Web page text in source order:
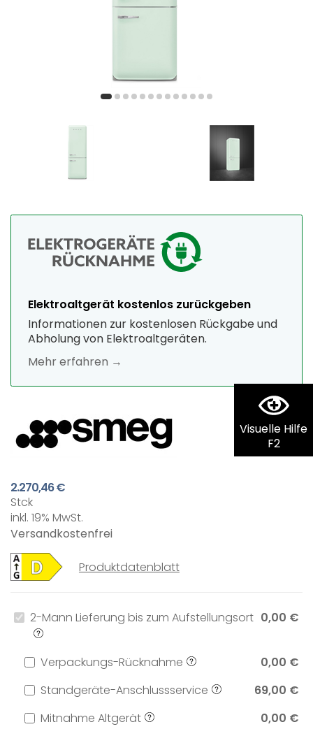
Visuelle Hilfe
F2
Elektroaltgerät kostenlos zurückgeben
Informationen zur kostenlosen Rückgabe und
Abholung von Elektroaltgeräten.
Mehr erfahren →
2.270,46 €
Stck
inkl. 19% MwSt.
Versandkostenfrei
Produktdatenblatt
2-Mann Lieferung bis zum Aufstellungsort 0,00 €
Verpackungs-Rücknahme
0,00 €
Standgeräte-Anschlussservice
69,00 €
Mitnahme Altgerät
0,00 €